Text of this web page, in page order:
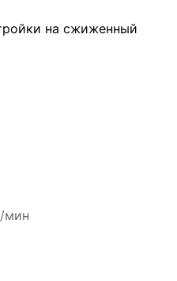
на сжиженный
мин